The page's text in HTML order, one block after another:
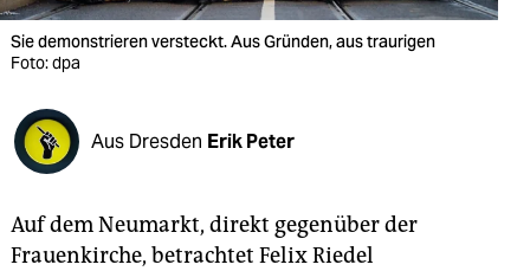
verlag
verlag
veranstaltungen
shop
unterstützen
Sie demonstrieren versteckt. Aus Gründen, aus traurigen
Foto: dpa
Aus Dresden Erik Peter
Auf dem Neumarkt, direkt gegenüber der
Frauenkirche, betrachtet Felix Riedel